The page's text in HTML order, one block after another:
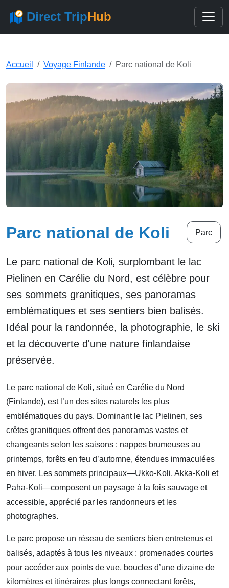
Direct TripHub
Accueil Voyage Finlande Parc national de Koli
Parc national de Koli Parc
Le parc national de Koli, surplombant le lac
Pielinen en Carélie du Nord, est célèbre pour
ses sommets granitiques, ses panoramas
emblématiques et ses sentiers bien balisés.
Idéal pour la randonnée, la photographie, le ski
et la découverte d'une nature finlandaise
préservée.
Le parc national de Koli, situé en Carélie du Nord
(Finlande), est l’un des sites naturels les plus
emblématiques du pays. Dominant le lac Pielinen, ses
crêtes granitiques offrent des panoramas vastes et
changeants selon les saisons : nappes brumeuses au
printemps, forêts en feu d’automne, étendues immaculées
en hiver. Les sommets principaux—Ukko-Koli, Akka-Koli et
Paha-Koli—composent un paysage à la fois sauvage et
accessible, apprécié par les randonneurs et les
photographes.
Le parc propose un réseau de sentiers bien entretenus et
balisés, adaptés à tous les niveaux : promenades courtes
pour accéder aux points de vue, boucles d’une dizaine de
kilomètres et itinéraires plus longs connectant forêts,